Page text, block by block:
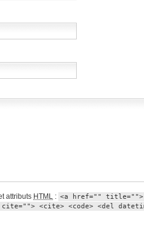
attributs HTML : <a href="" title="">
<cite> <code> <del